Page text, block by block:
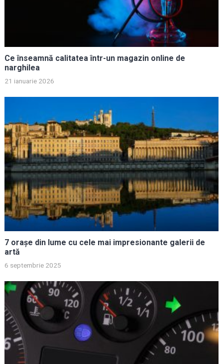
Ce înseamnă calitatea într-un magazin online de
narghilea
21 ianuarie 2026
7 orașe din lume cu cele mai impresionante galerii de
artă
6 septembrie 2025